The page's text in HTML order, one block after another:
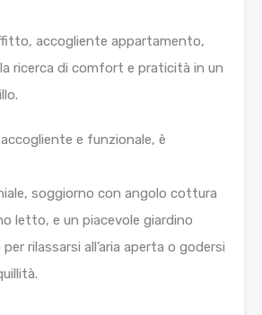
accogliente appartamento,
ricerca di comfort e praticità in un
e funzionale, è
soggiorno con angolo cottura
letto, e un piacevole giardino
rilassarsi all’aria aperta o godersi